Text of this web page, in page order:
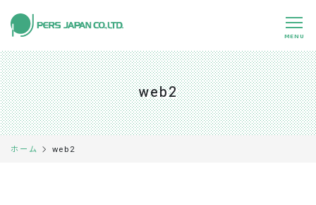
MENU
私たちの特長 About Us
事業内容 Business
web2
ホーム web2